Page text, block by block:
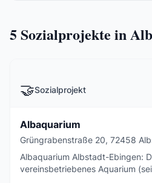
5Sozialprojekte in
🤝Sozialprojekt
Albaquarium
Grüngrabenstraße 20, 72458
Albaquarium Albstadt-Ebingen:
vereinsbetriebenes Aquarium